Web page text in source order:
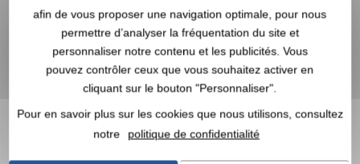
afin de vous proposer une navigation optimale, pour nous
permettre d’analyser la fréquentation du site et
personnaliser notre contenu et les publicités. Vous
pouvez contrôler ceux que vous souhaitez activer en
cliquant sur le bouton "Personnaliser".
Pour en savoir plus sur les cookies que nous utilisons, consultez
notre
politique de confidentialité